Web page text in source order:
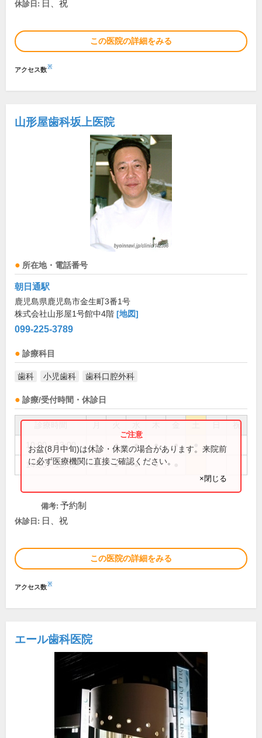
休診日: 日、祝
この医院の詳細をみる
アクセス数※
山形屋歯科坂上医院
所在地・電話番号
朝日通駅
鹿児島県鹿児島市金生町3番1号
株式会社山形屋1号館中4階 [地図]
099-225-3789
診療科目
歯科 小児歯科 歯科口腔外科
診療/受付時間・休診日
祝
10:00～13:00 ● ● ● ● ●
14:30～18:30 ● ● ● ●
お盆(8月中旬)は休診・休業の場合があります。来院前
に必ず医療機関に直接ご確認ください。
×閉じる
備考: 予約制
休診日: 日、祝
この医院の詳細をみる
アクセス数※
エール歯科医院